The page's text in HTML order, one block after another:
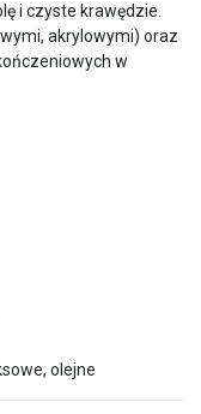
i czyste krawędzie.
akrylowymi) oraz
w
olejne